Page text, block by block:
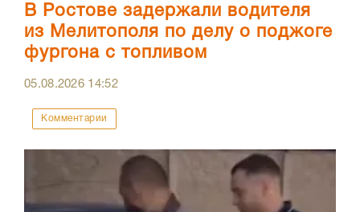
В Ростове задержали водителя
из Мелитополя по делу о поджоге
фургона с топливом
05.08.2026 14:52
Комментарии